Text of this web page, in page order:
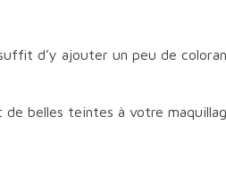
d’y ajouter un peu de
belles teintes à votre